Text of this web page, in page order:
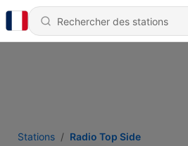
Stations Radio Top Side